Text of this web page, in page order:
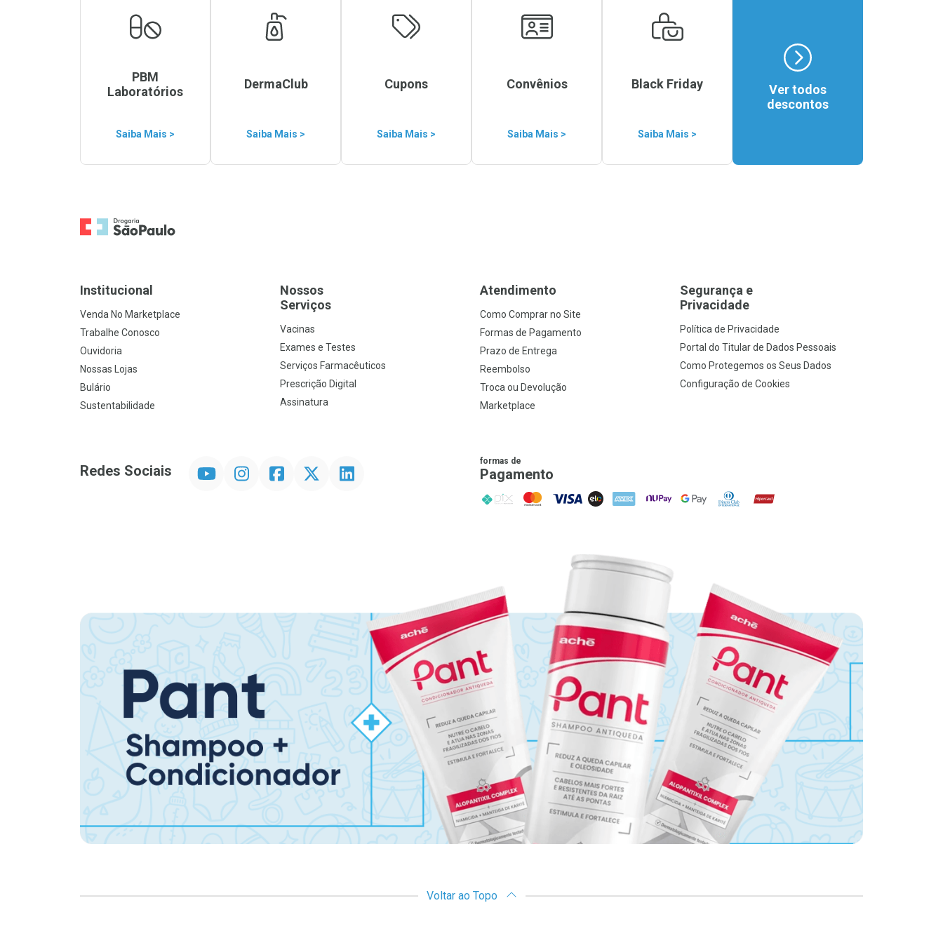
PBM
Laboratórios
Saiba Mais >
DermaClub
Saiba Mais >
Cupons
Saiba Mais >
Convênios
Saiba Mais >
Black Friday
Saiba Mais >
Ver todos
descontos
Ir para a Home
Institucional
Venda No Marketplace
Trabalhe Conosco
Ouvidoria
Nossas Lojas
Bulário
Sustentabilidade
Nossos
Serviços
Vacinas
Exames e Testes
Serviços Farmacêuticos
Prescrição Digital
Assinatura
Atendimento
Como Comprar no Site
Formas de Pagamento
Prazo de Entrega
Reembolso
Troca ou Devolução
Marketplace
Segurança e
Privacidade
Política de Privacidade
Portal do Titular de Dados Pessoais
Como Protegemos os Seus Dados
Configuração de Cookies
Redes Sociais InstagramFacebookTwitter Linkedin formas de
Pagamento
PIX MasterCard
VISA ELO AMEX NuPay Google PayDiners ClubHipercard
Voltar ao Topo